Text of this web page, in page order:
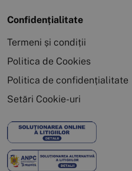
Confidențialitate
Termeni și condiții
Politica de Cookies
Politica de confidențialitate
Setări Cookie-uri